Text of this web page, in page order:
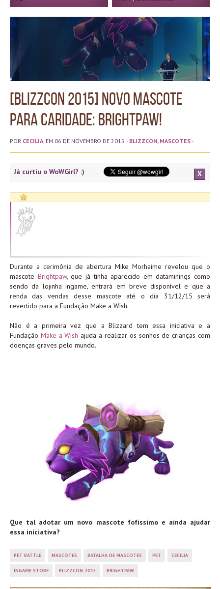
[BLIZZCON 2015] Novo mascote
para caridade: Brightpaw!
POR CECILIA , EM 06 DE NOVEMBRO DE 2015 · BLIZZCON, MASCOTES ·
Já curtiu o WoWGirl? :) X
Durante a cerimônia de abertura Mike Morhaime revelou que o
mascote Brightpaw, que já tinha aparecido em dataminings como
sendo da lojinha ingame, entrará em breve disponível e que a
renda das vendas desse mascote até o dia 31/12/15 será
revertido para a Fundação Make a Wish.
Não é a primeira vez que a Blizzard tem essa iniciativa e a
Fundação Make a Wish ajuda a realizar os sonhos de crianças com
doenças graves pelo mundo.
Que tal adotar um novo mascote fofíssimo e ainda ajudar
essa iniciativa?
PET BATTLE MASCOTES BATALHA DE MASCOTES PET CECILIA
INGAME STORE BLIZZCON 2015 BRIGHTPAW